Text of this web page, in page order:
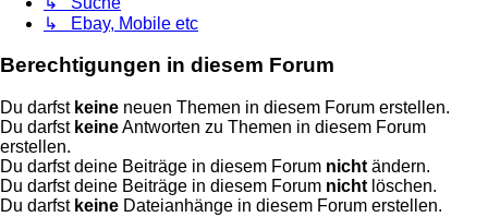
↳ Ebay, Mobile etc
Berechtigungen in diesem Forum
Du darfst keine neuen Themen in diesem Forum erstellen.
Du darfst keineAntworten zu Themen in diesem Forum
erstellen.
Du darfst deine Beiträge in diesem Forum nicht ändern.
Du darfst deine Beiträge in diesem Forum nicht löschen.
Du darfst keine Dateianhänge in diesem Forum erstellen.